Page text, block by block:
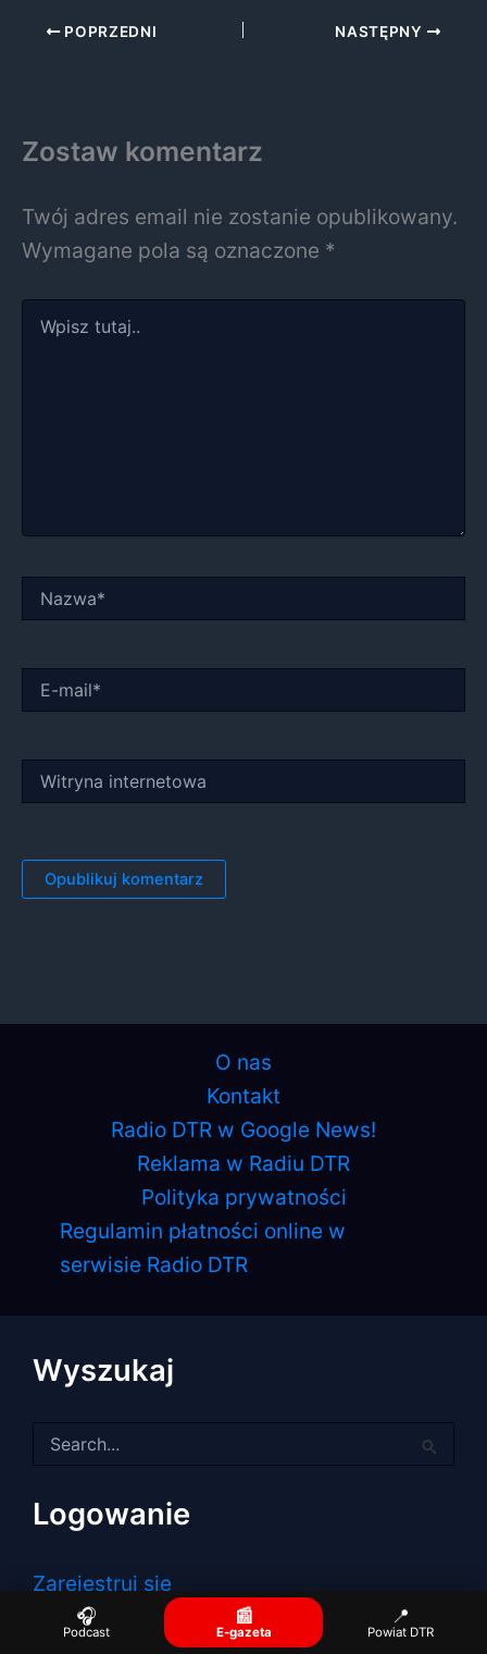
POPRZEDNI NASTĘPNY
Zostaw komentarz
Twój adres email nie zostanie opublikowany.
Wymagane pola są oznaczone *
tutaj..
mail*
internetowa
O nas
Kontakt
Radio DTR w Google News!
Reklama w Radiu DTR
Polityka prywatności
Regulamin płatności online w
serwisie Radio DTR
Wyszukaj
dla:
Logowanie
Zarejestruj się
Zaloguj się
🎧
Podcast
📰
E-gazeta
📍
Powiat DTR